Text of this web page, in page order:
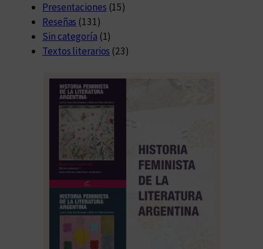
Presentaciones (15)
Reseñas (131)
Sin categoría (1)
Textos literarios (23)